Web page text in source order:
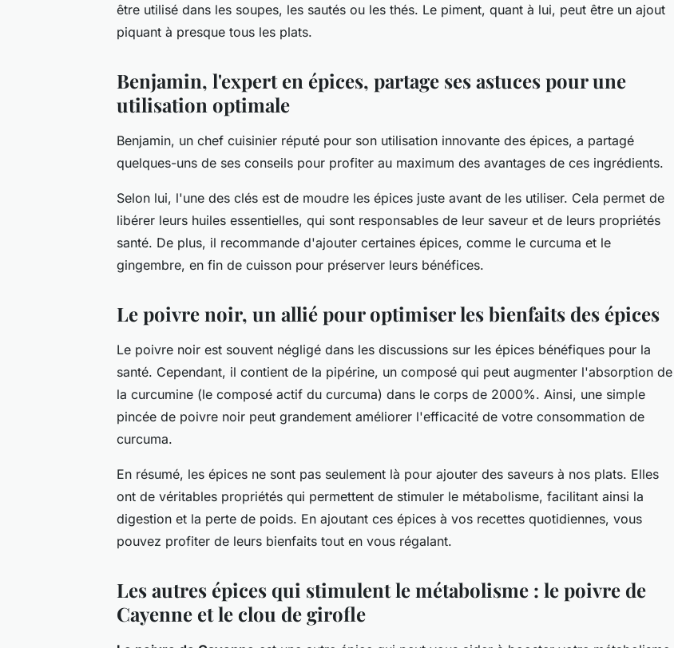
être utilisé dans les soupes, les sautés ou les thés. Le piment, quant à lui, peut être un ajout
piquant à presque tous les plats.
Benjamin, l'expert en épices, partage ses astuces pour une
utilisation optimale
Benjamin, un chef cuisinier réputé pour son utilisation innovante des épices, a partagé
quelques-uns de ses conseils pour profiter au maximum des avantages de ces ingrédients.
Selon lui, l'une des clés est de moudre les épices juste avant de les utiliser. Cela permet de
libérer leurs huiles essentielles, qui sont responsables de leur saveur et de leurs propriétés
santé. De plus, il recommande d'ajouter certaines épices, comme le curcuma et le
gingembre, en fin de cuisson pour préserver leurs bénéfices.
Le poivre noir, un allié pour optimiser les bienfaits des épices
Le poivre noir est souvent négligé dans les discussions sur les épices bénéfiques pour la
santé. Cependant, il contient de la pipérine, un composé qui peut augmenter l'absorption de
la curcumine (le composé actif du curcuma) dans le corps de 2000%. Ainsi, une simple
pincée de poivre noir peut grandement améliorer l'efficacité de votre consommation de
curcuma.
En résumé, les épices ne sont pas seulement là pour ajouter des saveurs à nos plats. Elles
ont de véritables propriétés qui permettent de stimuler le métabolisme, facilitant ainsi la
digestion et la perte de poids. En ajoutant ces épices à vos recettes quotidiennes, vous
pouvez profiter de leurs bienfaits tout en vous régalant.
Les autres épices qui stimulent le métabolisme : le poivre de
Cayenne et le clou de girofle